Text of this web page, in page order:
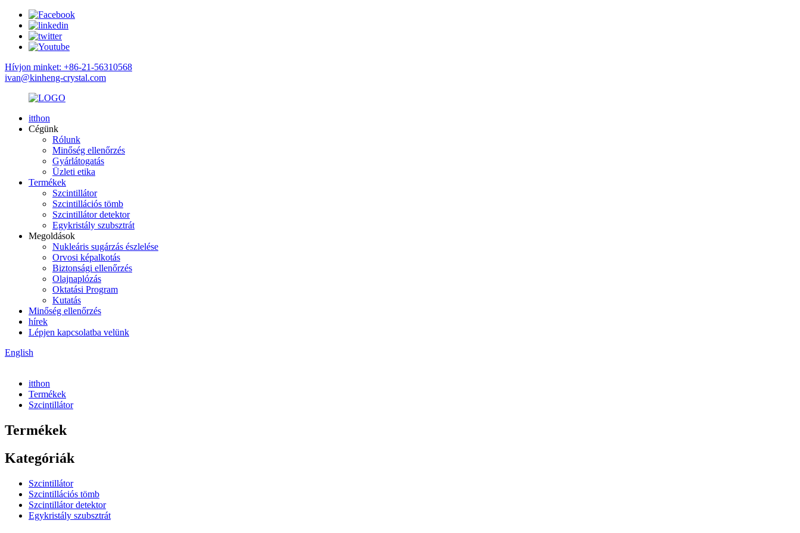
Hívjon minket: +86-21-56310568
ivan@kinheng-crystal.com
itthon
Cégünk
Rólunk
Minőség ellenőrzés
Gyárlátogatás
Üzleti etika
Termékek
Szcintillátor
Szcintillációs tömb
Szcintillátor detektor
Egykristály szubsztrát
Megoldások
Nukleáris sugárzás észlelése
Orvosi képalkotás
Biztonsági ellenőrzés
Olajnaplózás
Oktatási Program
Kutatás
Minőség ellenőrzés
hírek
Lépjen kapcsolatba velünk
English
itthon
Termékek
Szcintillátor
Termékek
Kategóriák
Szcintillátor
Szcintillációs tömb
Szcintillátor detektor
Egykristály szubsztrát